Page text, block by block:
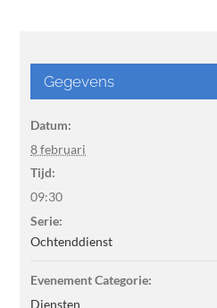
Gegevens
Datum:
8 februari
Tijd:
09:30
Serie:
Ochtenddienst
Evenement Categorie:
Diensten